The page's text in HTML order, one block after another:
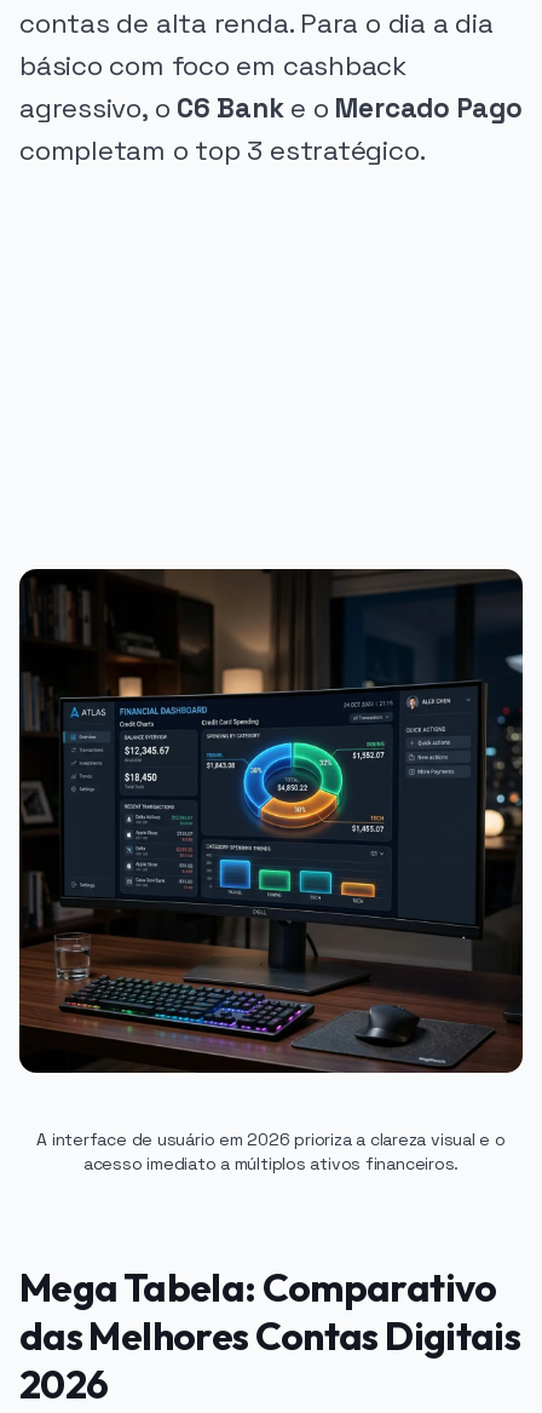
contas de alta renda. Para o dia a dia
básico com foco em cashback
agressivo, o C6 Banke o Mercado Pago
completam o top 3 estratégico.
A interface de usuário em 2026 prioriza a clareza visual e o
acesso imediato a múltiplos ativos financeiros.
Mega Tabela: Comparativo
das Melhores Contas Digitais
2026